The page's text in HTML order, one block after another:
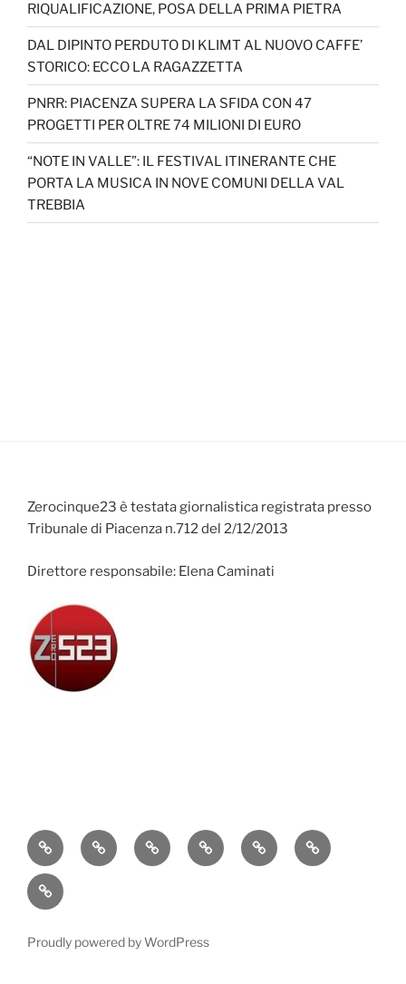
RIQUALIFICAZIONE, POSA DELLA PRIMA PIETRA
DAL DIPINTO PERDUTO DI KLIMT AL NUOVO CAFFE’
STORICO: ECCO LA RAGAZZETTA
PNRR: PIACENZA SUPERA LA SFIDA CON 47
PROGETTI PER OLTRE 74 MILIONI DI EURO
“NOTE IN VALLE”: IL FESTIVAL ITINERANTE CHE
PORTA LA MUSICA IN NOVE COMUNI DELLA VAL
TREBBIA
Zerocinque23 è testata giornalistica registrata presso
Tribunale di Piacenza n.712 del 2/12/2013
Direttore responsabile: Elena Caminati
AttualitàCronacaPolitica EconomiaCultura Sport
Contatti
Proudly powered by WordPress